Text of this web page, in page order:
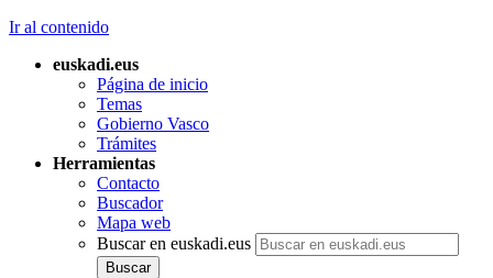
Ir al contenido
euskadi.eus
Página de inicio
Temas
Gobierno Vasco
Trámites
Herramientas
Contacto
Buscador
Mapa web
Buscar en euskadi.eus